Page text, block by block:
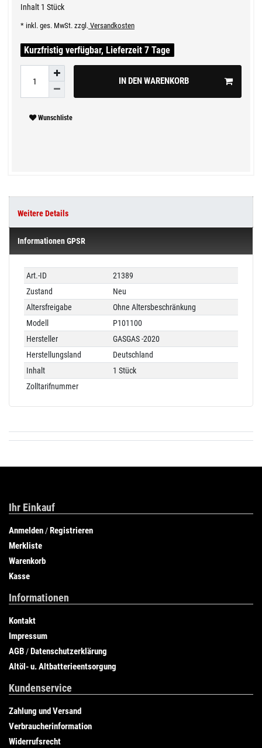
Inhalt 1 Stück
* inkl. ges. MwSt. zzgl. Versandkosten
Kurzfristig verfügbar, Lieferzeit 7 Tage
IN DEN WARENKORB
Wunschliste
Weitere Details
Informationen GPSR
Technisches
Merkmal
Wert
Art.-ID
21389
Zustand
Neu
Altersfreigabe
Ohne Altersbeschränkung
Modell
P101100
Hersteller
GASGAS -2020
Herstellungsland
Deutschland
Inhalt
1 Stück
Zolltarifnummer
Ihr Einkauf
Anmelden /Registrieren
Merkliste
Warenkorb
Kasse
Informationen
Kontakt
Impressum
AGB /Datenschutzerklärung
Altöl- u. Altbatterieentsorgung
Kundenservice
Zahlung und Versand
Verbraucherinformation
Widerrufsrecht